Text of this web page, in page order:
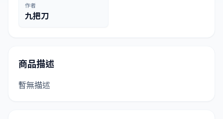
作者
九把刀
商品描述
暫無描述